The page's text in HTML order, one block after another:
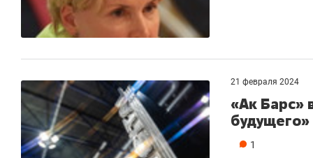
21 февраля 2024
«Ак Барс»
будущего»
1